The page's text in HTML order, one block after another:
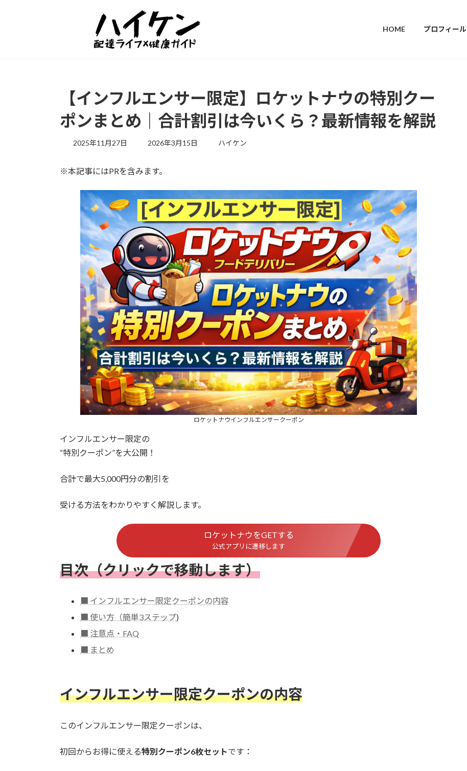
HOME プロフィール
【インフルエンサー限定】ロケットナウの特別クー
ポンまとめ｜合計割引は今いくら？最新情報を解説
2025年11月27日
最
新
時
:
2026年3月15日 ハイケン
※本記事にはPRを含みます。
ロケットナウインフルエンサークーポン
インフルエンサー限定の
“特別クーポン”を大公開！
合計で最大5,000円分の割引を
受ける方法をわかりやすく解説します。
ロケットナウをGETする
公式アプリに遷移します
目次（クリックで移動します）
■ インフルエンサー限定クーポンの内容
■ 使い方（簡単3ステップ)
■ 注意点・FAQ
■ まとめ
インフルエンサー限定クーポンの内容
このインフルエンサー限定クーポンは、
初回からお得に使える特別クーポン6枚セットです：